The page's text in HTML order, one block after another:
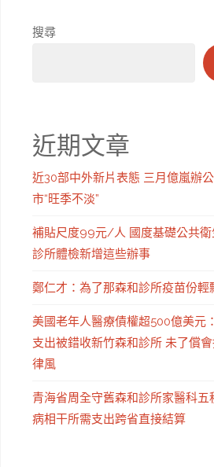
搜尋
近期文章
近30部中外新片表態 三月億嵐辦
市“旺季不淡”
補貼尺度99元/人 國度基礎公共衛
診所體檢新增這些辦事
鄭仁才：為了那森和診所疫苗份輕
美國老年人醫療債權超500億美元
支出被錯收新竹森和診所 未了償
律風
青海省周全守舊森和診所家醫科五
病相干所需支出跨省直接結算